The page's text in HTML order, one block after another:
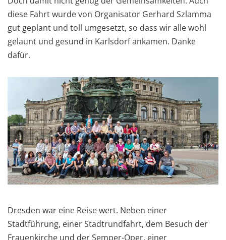
diese Fahrt wurde von Organisator Gerhard Szlamma
gut geplant und toll umgesetzt, so dass wir alle wohl
gelaunt und gesund in Karlsdorf ankamen. Danke
dafür.
Dresden war eine Reise wert. Neben einer
Stadtführung, einer Stadtrundfahrt, dem Besuch der
Frauenkirche und der Semper-Oper, einer